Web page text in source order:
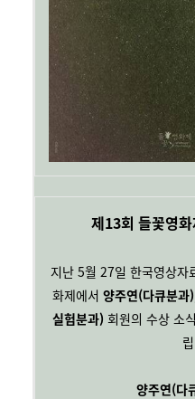
제13회 들꽃영
지난 5월 27일 한국영상자
화제에서 양주연(다큐분
실험분과) 회원의 수상 소
양주연(다